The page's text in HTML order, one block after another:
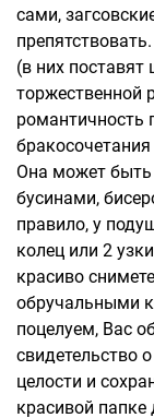
сами,
(в них поставят
торжественной
романтичность
Она может
бусинами,
правило, у
колец или 2
красиво
обручальными
поцелуем, Вас
свидетельство
целости и
красивой папке